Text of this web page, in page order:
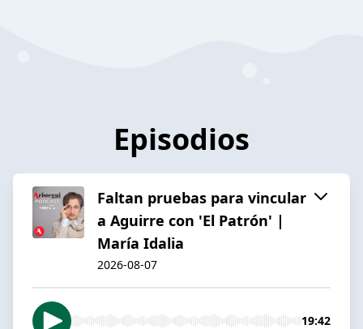
Episodios
Faltan pruebas para vincular
a Aguirre con 'El Patrón' |
María Idalia
2026-08-07
19:42